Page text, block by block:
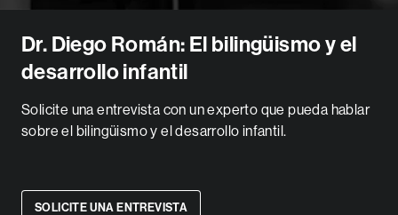
Dr. Diego Román: El bilingüismo y el
desarrollo infantil
Solicite una entrevista con un experto que pueda hablar
sobre el bilingüismo y el desarrollo infantil.
SOLICITE UNA ENTREVISTA